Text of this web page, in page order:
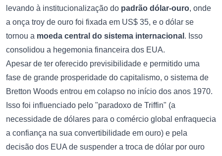
levando à institucionalização do padrão dólar-ouro, onde
a onça troy de ouro foi fixada em US$ 35, e o dólar se
tornou a moeda central do sistema internacional . Isso
consolidou a hegemonia financeira dos EUA.
Apesar de ter oferecido previsibilidade e permitido uma
fase de grande prosperidade do capitalismo, o sistema de
Bretton Woods entrou em colapso no início dos anos 1970.
Isso foi influenciado pelo "paradoxo de Triffin" (a
necessidade de dólares para o comércio global enfraquecia
a confiança na sua convertibilidade em ouro) e pela
decisão dos EUA de suspender a troca de dólar por ouro